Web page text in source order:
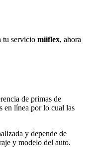
tu servicio miiflex, ahora
de primas de
en línea por lo cual las
y depende de
y modelo del auto.